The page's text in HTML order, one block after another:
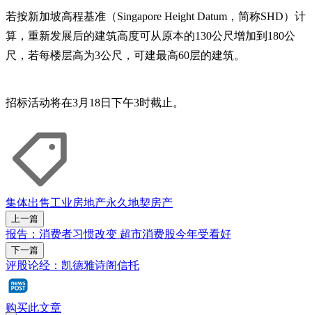
若按新加坡高程基准（Singapore Height Datum，简称SHD）计
算，重新发展后的建筑高度可从原本的130公尺增加到180公
尺，若每楼层高为3公尺，可建最高60层的建筑。
招标活动将在3月18日下午3时截止。
集体出售工业房地产永久地契房产
上一篇
报告：消费者习惯改变 超市消费股今年受看好
下一篇
评股论经：凯德雅诗阁信托
购买此文章